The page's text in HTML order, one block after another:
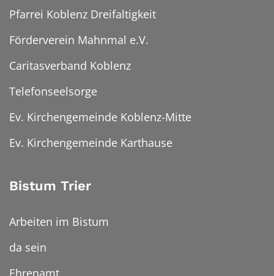
Pfarrei Koblenz Dreifaltigkeit
Förderverein Mahnmal e.V.
Caritasverband Koblenz
Telefonseelsorge
Ev. Kirchengemeinde Koblenz-Mitte
Ev. Kirchengemeinde Karthause
Bistum Trier
Arbeiten im Bistum
da sein
Ehrenamt